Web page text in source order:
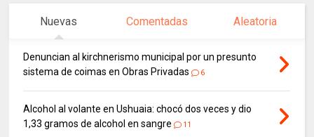
Nuevas Comentadas Aleatoria
Denuncian al kirchnerismo municipal por un presunto
sistema de coimas en Obras Privadas
6
Alcohol al volante en Ushuaia: chocó dos veces y dio
1,33 gramos de alcohol en sangre
11